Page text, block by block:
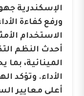
الإسكندرية
ورفع كفاءة
الاستخدام
أحدث النظم
المينائية، بما
الأداء. وتؤكد
أعلى معايير